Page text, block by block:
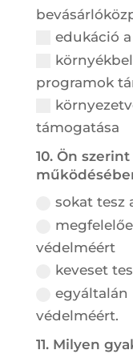
edukáció
programok
támogatása
10. Ön
sokat tesz
védelméért
keveset
egyáltalán
védelméért.
11. Milyen